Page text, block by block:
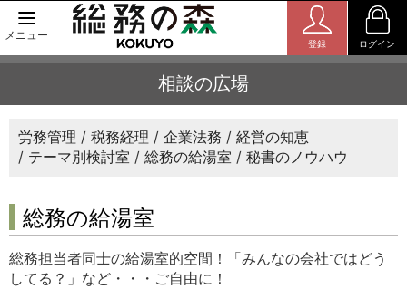
メニュー
登録 ログイン
相談の広場
労務管理 税務経理 企業法務
経営の知恵
テーマ別検討室
総務の給湯室 秘書のノウハウ
総務の給湯室
総務担当者同士の給湯室的空間！「みんなの会社ではどう
してる？」など・・・ご自由に！